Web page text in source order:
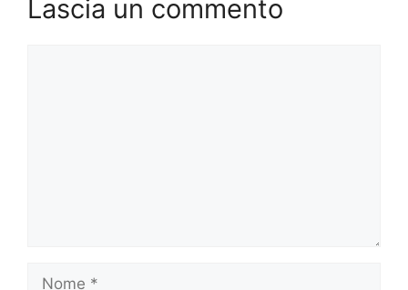
Lascia un commento